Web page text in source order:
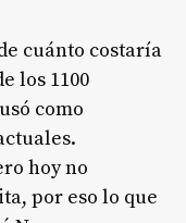
cuánto costaría
los 1100
como
hoy no
por eso lo que